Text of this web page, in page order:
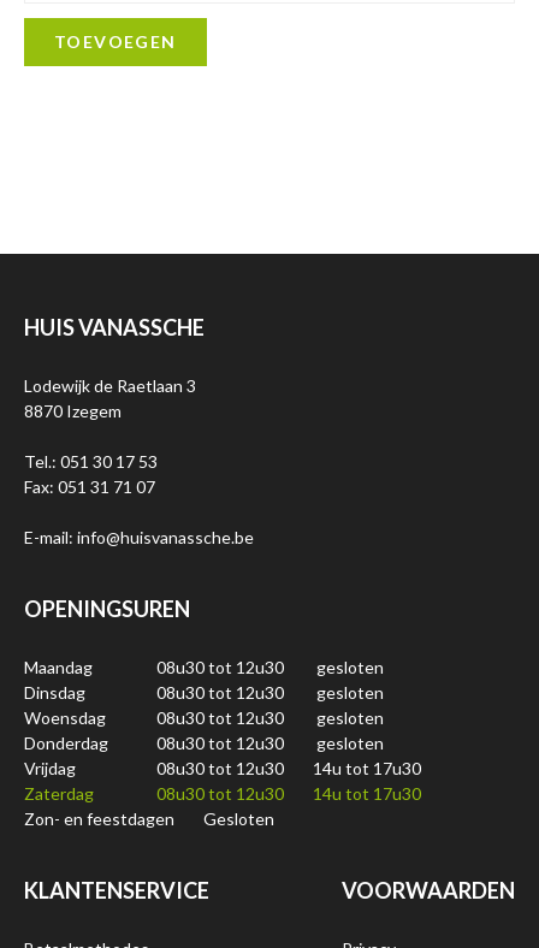
TOEVOEGEN
HUIS VANASSCHE
Lodewijk de Raetlaan 3
8870 Izegem
Tel.: 051 30 17 53
Fax: 051 31 71 07
E-mail: info@huisvanassche.be
OPENINGSUREN
Maandag 08u30 tot 12u30
gesloten
Dinsdag
08u30 tot 12u30
gesloten
Woensdag
08u30 tot 12u30
gesloten
Donderdag
08u30 tot 12u30
gesloten
Vrijdag
08u30 tot 12u30
14u tot 17u30
Zaterdag
08u30 tot 12u30
14u tot 17u30
Zon- en feestdagen
Gesloten
KLANTENSERVICE VOORWAARDEN